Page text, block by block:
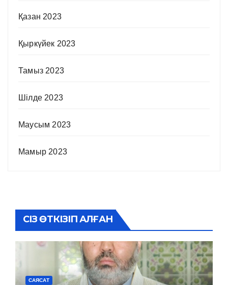
Қазан 2023
Қыркүйек 2023
Тамыз 2023
Шілде 2023
Маусым 2023
Мамыр 2023
СІЗ ӨТКІЗІП АЛҒАН
САЯСАТ